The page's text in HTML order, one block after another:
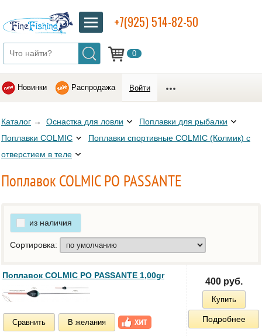
0
+7(925) 514-82-50
Новинки Распродажа Войти
Каталог → Оснастка для ловли
Поплавки для рыбалки
Поплавки COLMIC
Поплавки спортивные COLMIC (Колмик) с
отверстием в теле
Поплавок COLMIC PO PASSANTE
из наличия
Сортировка:
Поплавок COLMIC PO PASSANTE 1,00gr
Сравнить В желания
400 руб.
Купить
Подробнее